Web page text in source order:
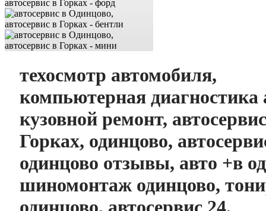
техосмотр автомобиля,
компьютерная диагностика
кузовной ремонт,
Горках, одинцово,
одинцово отзывы, авто +в
шиномонтаж одинцово,
одинцово, автосервис 24,